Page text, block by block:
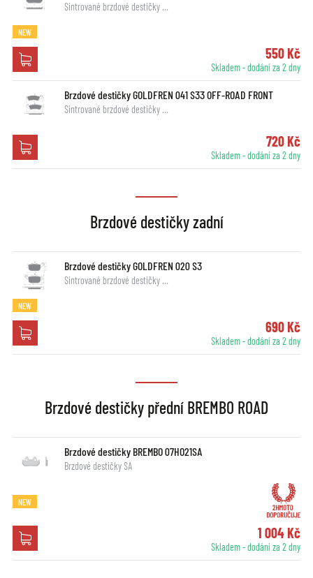
Sintrované brzdové destičky …
NEW
550 Kč
Skladem - dodání za 2 dny
Brzdové destičky GOLDFREN 041 S33 OFF-ROAD FRONT
Sintrované brzdové destičky …
720 Kč
Skladem - dodání za 2 dny
Brzdové destičky zadní
Brzdové destičky GOLDFREN 020 S3
Sintrované brzdové destičky …
NEW
690 Kč
Skladem - dodání za 2 dny
Brzdové destičky přední BREMBO ROAD
Brzdové destičky BREMBO 07HO21SA
Brzdové destičky SA
NEW
1 004 Kč
Skladem - dodání za 2 dny